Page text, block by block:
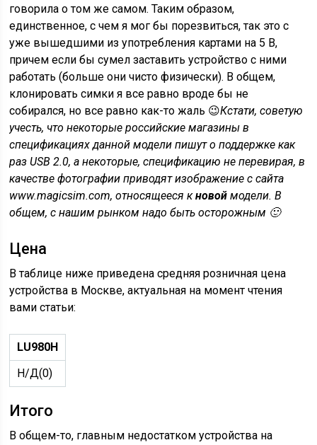
говорила о том же самом. Таким образом,
единственное, с чем я мог бы порезвиться, так это с
уже вышедшими из употребления картами на 5 В,
причем если бы сумел заставить устройство с ними
работать (больше они чисто физически). В общем,
клонировать симки я все равно вроде бы не
собирался, но все равно как-то жаль 😉Кстати, советую
учесть, что некоторые российские магазины в
спецификациях данной модели пишут о поддержке как
раз USB 2.0, а некоторые, спецификацию не перевирая, в
качестве фотографии приводят изображение с сайта
www.magicsim.com, относящееся кновой модели. В
общем, с нашим рынком надо быть осторожным 🙂
Цена
В таблице ниже приведена средняя розничная цена
устройства в Москве, актуальная на момент чтения
вами статьи:
LU980H
Н/Д(0)
Итого
В общем-то, главным недостатком устройства на